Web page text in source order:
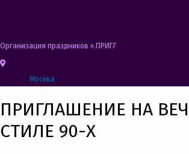
Организация праздников » ПРИГЛАШЕНИЕ НА
Москва
ПРИГЛАШЕНИЕ НА
СТИЛЕ 90-Х